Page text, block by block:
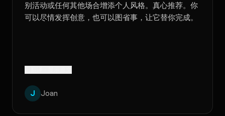
别活动或任何其他场合增添个人风格。真心推荐。你
可以尽情发挥创意，也可以图省事，让它替你完成。
J Joan